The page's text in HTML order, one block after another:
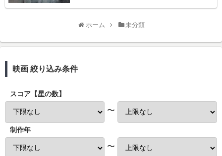
ホーム 未分類
映画 絞り込み条件
スコア【星の数】
〜
制作年
〜